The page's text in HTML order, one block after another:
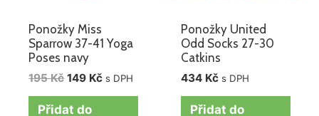
Ponožky Miss
Sparrow 37-41 Yoga
Poses navy
195Kč 149 Kč s DPH
Přidat do
Ponožky United
Odd Socks 27-30
Catkins
434 Kč s DPH
Přidat do